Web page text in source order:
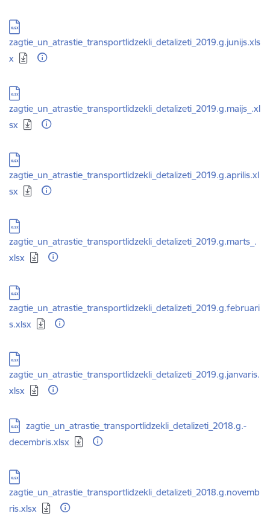
Lejupielādēt:
zagtie_un_atrastie_transportlidzekli_detalizeti_2019.g.junijs.xls
x
Lejupielādēt:
zagtie_un_atrastie_transportlidzekli_detalizeti_2019.g.maijs_.xl
sx
Lejupielādēt:
zagtie_un_atrastie_transportlidzekli_detalizeti_2019.g.aprilis.xl
sx
Lejupielādēt:
zagtie_un_atrastie_transportlidzekli_detalizeti_2019.g.marts_.
xlsx
Lejupielādēt:
zagtie_un_atrastie_transportlidzekli_detalizeti_2019.g.februari
s.xlsx
Lejupielādēt:
zagtie_un_atrastie_transportlidzekli_detalizeti_2019.g.janvaris.
xlsx
Lejupielādēt:
zagtie_un_atrastie_transportlidzekli_detalizeti_2018.g.-
decembris.xlsx
Lejupielādēt:
zagtie_un_atrastie_transportlidzekli_detalizeti_2018.g.novemb
ris.xlsx